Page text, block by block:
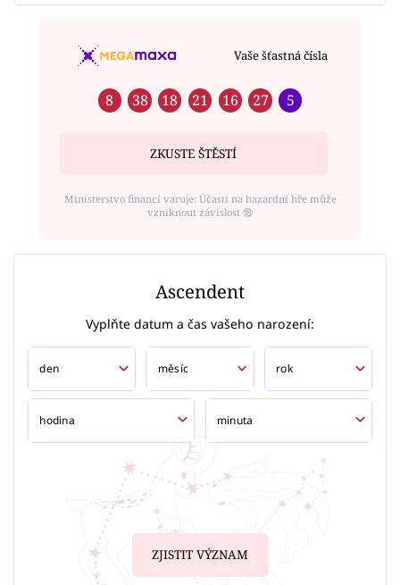
Vaše šťastná čísla
8 38 18 21 16 27 5
ZKUSTE ŠTĚSTÍ
Ministerstvo financí varuje: Účastí na hazardní hře může
vzniknout závislost ⑱
Ascendent
Vyplňte datum a čas vašeho narození:
ZJISTIT VÝZNAM